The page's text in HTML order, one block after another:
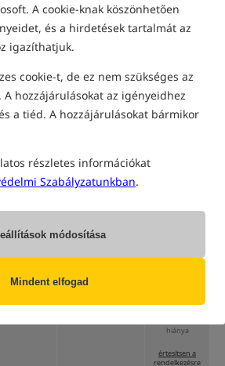
A cookie-knak köszönhetően
és a hirdetések tartalmát az
igazíthatjuk.
cookie-t, de ez nem szükséges az
hozzájárulásokat az igényeidhez
a tiéd. A hozzájárulásokat bármikor
részletes információkat
Szabályzatunkban.
módosítása
Mindent elfogad
található termékek
Cena HUF
hiánya
értesítsen a
rendelkezésre